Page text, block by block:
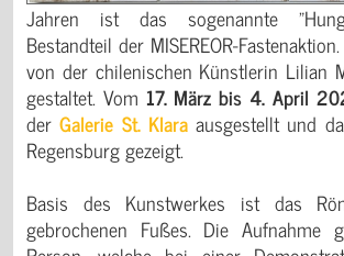
Jahren ist das sogenannte
Bestandteil der MISEREOR-
von der chilenischen Künstlerin Lilian
gestaltet. Vom 17. März bis 4. April
derGalerie St. Klaraausgestellt und
Regensburg gezeigt.
Basis des Kunstwerkes ist das
gebrochenen Fußes. Die Aufnahme